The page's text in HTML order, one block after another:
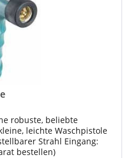
robuste, beliebte
leichte Waschpistole
Strahl Eingang:
bestellen)